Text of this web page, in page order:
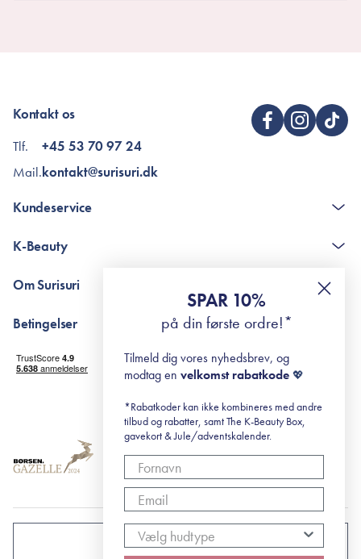
Kontakt os
Tlf.
Mail.
+45 53 70 97 24
kontakt@surisuri.dk
Kundeservice
The K-Beauty Box - spørgsmål og svar
RE-ZIP
K-Beauty
Retinol for begyndere
surisuri's mini guide til rosacea
Om Surisuri
Black Friday
Betingelser
Levering og returnering
Handelsbetingelser
Abonnementsbetingelser
DANMARK
SPAR 10%
på din første ordre!*
Tilmeld dig vores nyhedsbrev, og
modtag en velkomst rabatkode 💖
*Rabatkoder kan ikke kombineres med andre
tilbud og rabatter, samt The K-Beauty Box,
gavekort & Jule/adventskalender.